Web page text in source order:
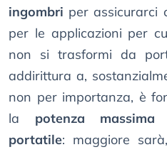
ingombri per assicurarci
per le applicazioni per
non si trasformi da
addirittura a,
non per importanza, è
la potenza
portatile: maggiore